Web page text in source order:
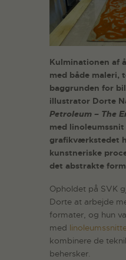
Kulminationen af
med både maleri,
baggrunden for
illustrator Dorte
Petroleum – The
med
grafikværkstedet
kunstneriske
det abstrakte
Opholdet på SVK
Dorte at arbejde
formater, og hun
med
kombinere de
behersker.